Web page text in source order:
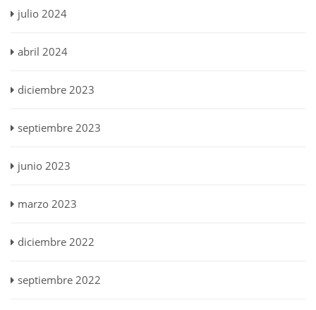
julio 2024
abril 2024
diciembre 2023
septiembre 2023
junio 2023
marzo 2023
diciembre 2022
septiembre 2022